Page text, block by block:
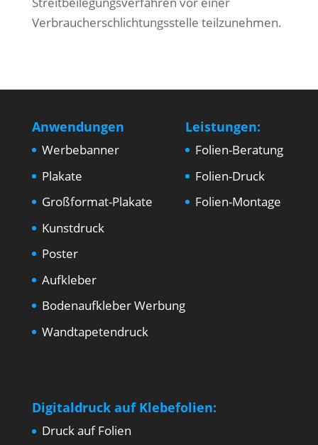
Verbraucherschlichtungsstelle teilzunehmen.
Anwendungen
Werbebanner
Plakate
Großformat-Plakate
Kunstdruck
Poster
Aufkleber
Bodenaufkleber Werbung
Wandtapetendruck
Leistungen:
Folien-Beratung
Folien-Druck
Folien-Montage
Digitaldruck auf Klebefolien:
Druck auf Folien